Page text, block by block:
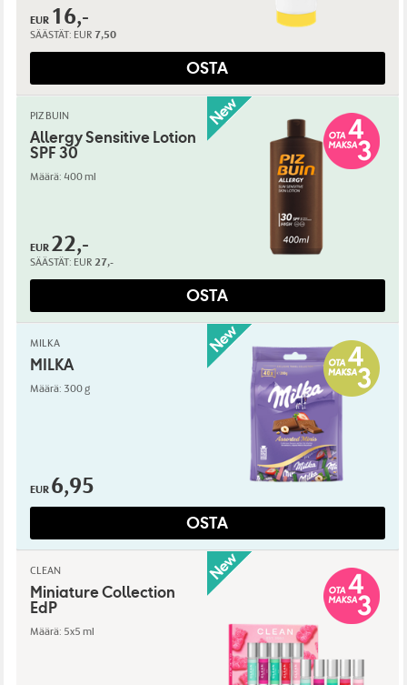
EUR 16,-
SÄÄSTÄT: EUR 7,50
OSTA
PIZ BUIN
Allergy Sensitive Lotion
SPF 30
Määrä: 400 ml
EUR 22,-
SÄÄSTÄT: EUR 27,-
OSTA
MILKA
MILKA
Määrä: 300 g
EUR 6,95
OSTA
CLEAN
Miniature Collection
EdP
Määrä: 5x5 ml